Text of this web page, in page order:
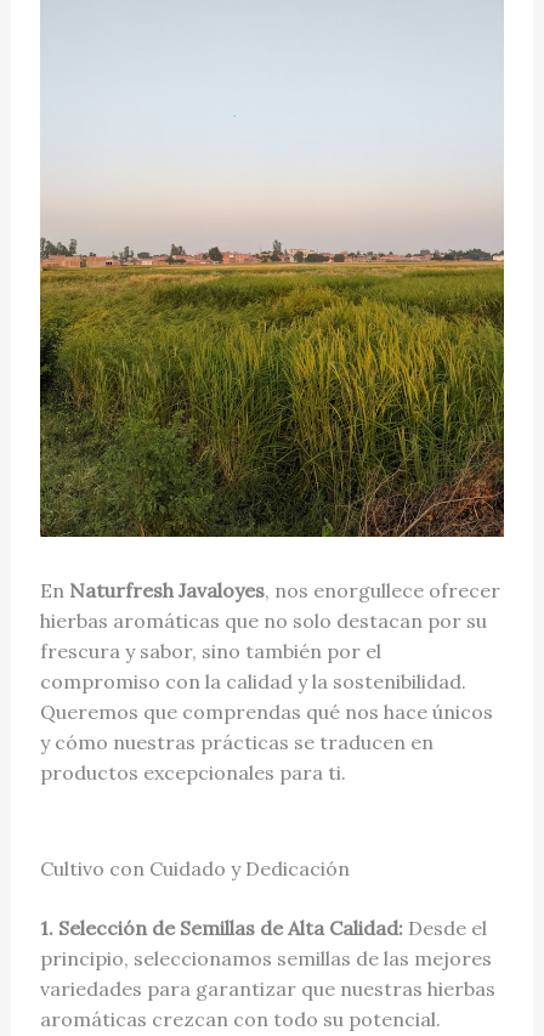
En Naturfresh Javaloyes, nos enorgullece ofrecer
hierbas aromáticas que no solo destacan por su
frescura y sabor, sino también por el
compromiso con la calidad y la sostenibilidad.
Queremos que comprendas qué nos hace únicos
y cómo nuestras prácticas se traducen en
productos excepcionales para ti.
Cultivo con Cuidado y Dedicación
1. Selección de Semillas de Alta Calidad:Desde el
principio, seleccionamos semillas de las mejores
variedades para garantizar que nuestras hierbas
aromáticas crezcan con todo su potencial.